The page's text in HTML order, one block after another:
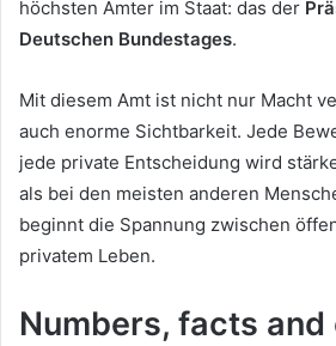
höchsten Ämter im Staat: das der
Deutschen Bundestages.
Mit diesem Amt ist nicht nur Macht
auch enorme Sichtbarkeit. Jede
jede private Entscheidung wird
als bei den meisten anderen
beginnt die Spannung zwischen
privatem Leben.
Numbers, facts and